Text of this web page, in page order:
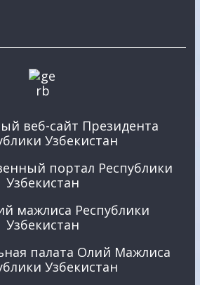
веб-сайт Президента
Узбекистан
портал Республики
Узбекистан
мажлиса Республики
Узбекистан
палата Олий Мажлиса
Узбекистан